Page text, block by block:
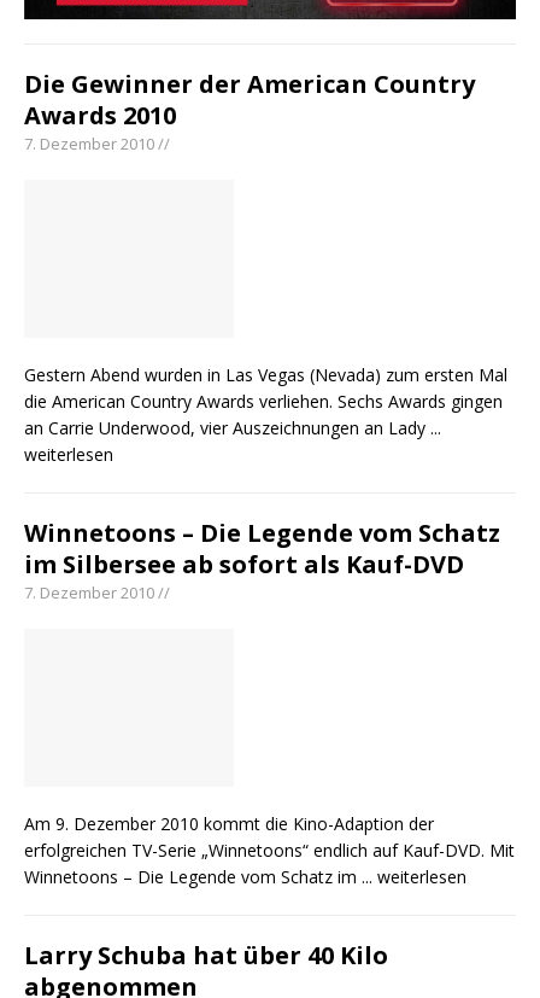
Die Gewinner der American Country
Awards 2010
7. Dezember 2010 //
Gestern Abend wurden in Las Vegas (Nevada) zum ersten Mal
die American Country Awards verliehen. Sechs Awards gingen
an Carrie Underwood, vier Auszeichnungen an Lady ...
weiterlesen
Winnetoons – Die Legende vom Schatz
im Silbersee ab sofort als Kauf-DVD
7. Dezember 2010 //
Am 9. Dezember 2010 kommt die Kino-Adaption der
erfolgreichen TV-Serie „Winnetoons“ endlich auf Kauf-DVD. Mit
Winnetoons – Die Legende vom Schatz im ... weiterlesen
Larry Schuba hat über 40 Kilo
abgenommen